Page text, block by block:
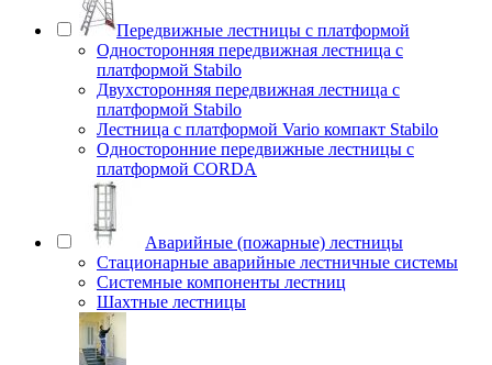
Передвижные лестницы с платформой
Односторонняя передвижная лестница с
платформой Stabilo
Двухсторонняя передвижная лестница с
платформой Stabilo
Лестница с платформой Vario компакт Stabilo
Односторонние передвижные лестницы с
платформой CORDA
Аварийные (пожарные) лестницы
Стационарные аварийные лестничные системы
Системные компоненты лестниц
Шахтные лестницы